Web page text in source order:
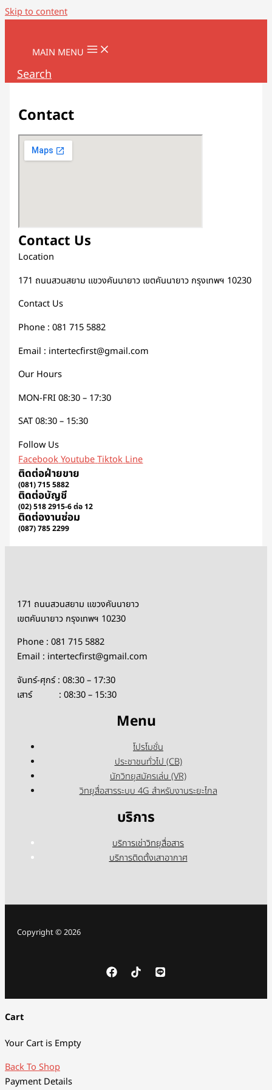
Skip to content
MAIN MENU
Search
Contact
Contact Us
Location
171 ถนนสวนสยาม แขวงคันนายาว เขตคันนายาว กรุงเทพฯ 10230
Contact Us
Phone : 081 715 5882
Email : intertecfirst@gmail.com
Our Hours
MON-FRI 08:30 – 17:30
SAT 08:30 – 15:30
Follow Us
FacebookYoutubeTiktokLine
ติดต่อฝ่ายขาย
(081) 715 5882
ติดต่อบัญชี
(02) 518 2915-6 ต่อ 12
ติดต่องานซ่อม
(087) 785 2299
171 ถนนสวนสยาม แขวงคันนายาว
เขตคันนายาว กรุงเทพฯ 10230
Phone : 081 715 5882
Email : intertecfirst@gmail.com
จันทร์-ศุกร์ : 08:30 – 17:30
เสาร์ : 08:30 – 15:30
Menu
โปรโมชั่น
ประชาชนทั่วไป (CB)
นักวิทยุสมัครเล่น (VR)
วิทยุสื่อสารระบบ 4G สำหรับงานระยะไกล
บริการ
บริการเช่าวิทยุสื่อสาร
บริการติดตั้งเสาอากาศ
Copyright © 2026
Cart
Your Cart is Empty
Back To Shop
Payment Details